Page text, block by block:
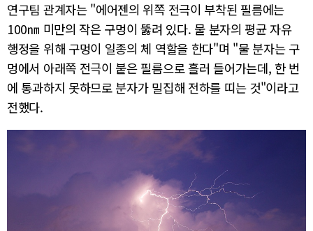
연구팀 관계자는 "에어젠의 위쪽 전극이 부착된 필름에는
100㎚ 미만의 작은 구멍이 뚫려 있다. 물 분자의 평균 자유
행정을 위해 구멍이 일종의 체 역할을 한다"며 "물 분자는 구
멍에서 아래쪽 전극이 붙은 필름으로 흘러 들어가는데, 한 번
에 통과하지 못하므로 분자가 밀집해 전하를 띠는 것"이라고
전했다.